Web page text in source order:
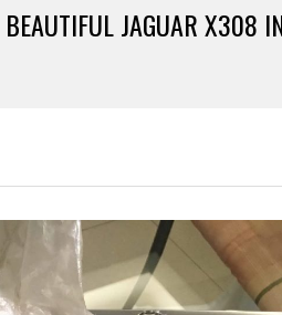
BEAUTIFUL JAGUAR